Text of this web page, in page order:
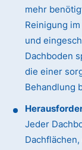
mehr
Reinigung
und
Dachboden
die einer
Behandlung
Jeder